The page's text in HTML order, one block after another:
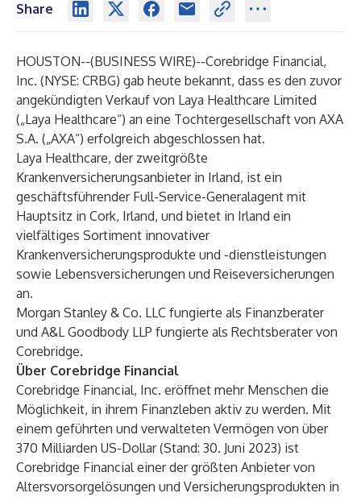
Share
HOUSTON--(BUSINESS WIRE)--Corebridge Financial,
Inc. (NYSE: CRBG) gab heute bekannt, dass es den zuvor
angekündigten Verkauf von Laya Healthcare Limited
(„Laya Healthcare“) an eine Tochtergesellschaft von AXA
S.A. („AXA“) erfolgreich abgeschlossen hat.
Laya Healthcare, der zweitgrößte
Krankenversicherungsanbieter in Irland, ist ein
geschäftsführender Full-Service-Generalagent mit
Hauptsitz in Cork, Irland, und bietet in Irland ein
vielfältiges Sortiment innovativer
Krankenversicherungsprodukte und -dienstleistungen
sowie Lebensversicherungen und Reiseversicherungen
an.
Morgan Stanley & Co. LLC fungierte als Finanzberater
und A&L Goodbody LLP fungierte als Rechtsberater von
Corebridge.
Über Corebridge Financial
Corebridge Financial, Inc. eröffnet mehr Menschen die
Möglichkeit, in ihrem Finanzleben aktiv zu werden. Mit
einem geführten und verwalteten Vermögen von über
370 Milliarden US-Dollar (Stand: 30. Juni 2023) ist
Corebridge Financial einer der größten Anbieter von
Altersvorsorgelösungen und Versicherungsprodukten in